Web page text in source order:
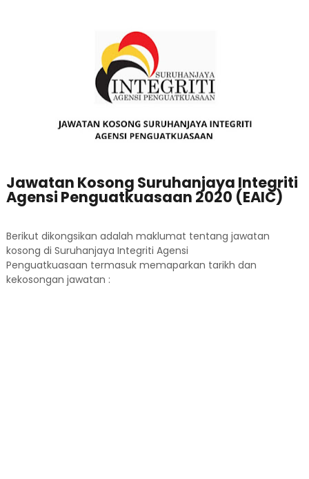
Jawatan Kosong Suruhanjaya Integriti
Agensi Penguatkuasaan 2020 (EAIC)
Berikut dikongsikan adalah maklumat tentang jawatan
kosong di Suruhanjaya Integriti Agensi
Penguatkuasaan termasuk memaparkan tarikh dan
kekosongan jawatan :